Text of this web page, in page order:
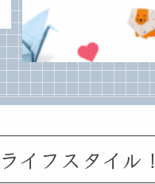
イフスタイル！